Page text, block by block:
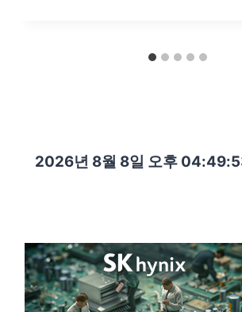
2026년 8월 8일 오후